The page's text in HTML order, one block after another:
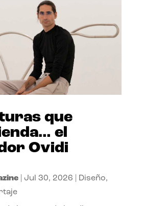
que
el
Ovidi
| Jul 30, 2026 Diseño,